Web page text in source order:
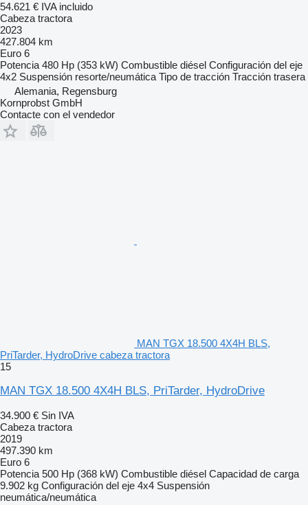
54.621 € IVA incluido
Cabeza tractora
2023
427.804 km
Euro 6
Potencia 480 Hp (353 kW) Combustible diésel Configuración del eje
4x2 Suspensión resorte/neumática Tipo de tracción Tracción trasera
Alemania, Regensburg
Kornprobst GmbH
Contacte con el vendedor
MAN TGX 18.500 4X4H BLS,
PriTarder, HydroDrive cabeza tractora
15
MAN TGX 18.500 4X4H BLS, PriTarder, HydroDrive
34.900 € Sin IVA
Cabeza tractora
2019
497.390 km
Euro 6
Potencia 500 Hp (368 kW) Combustible diésel Capacidad de carga
9.902 kg Configuración del eje 4x4 Suspensión
neumática/neumática